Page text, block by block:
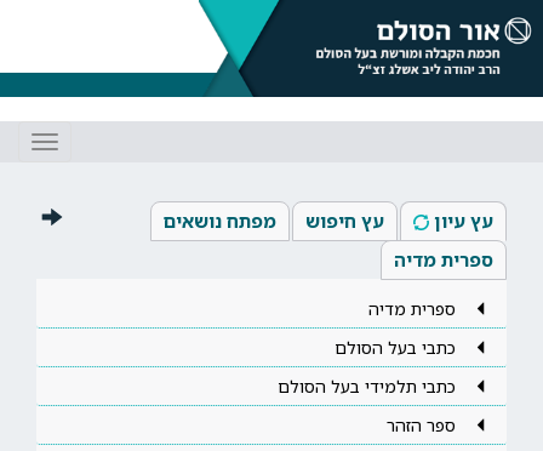
עץ עיון עץ חיפוש
מפתח נושאים
ספרית מדיה
ספרית מדיה
כתבי בעל הסולם
כתבי תלמידי בעל הסולם
ספר הזהר